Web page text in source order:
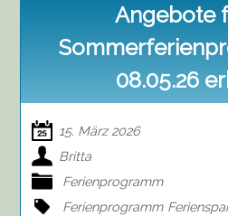
Angebote
08.05.26
15. März 2026
Britta
Ferienprogramm
Ferienprogramm